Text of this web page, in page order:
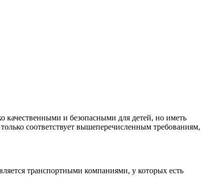
качественными и безопасными для детей, но иметь
соответствует вышеперечисленным требованиям,
транспортными компаниями, у которых есть